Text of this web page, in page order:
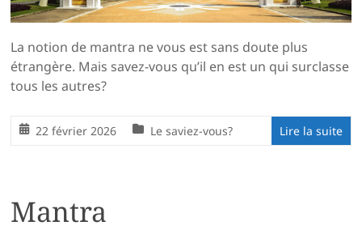
La notion de mantra ne vous est sans doute plus
étrangère. Mais savez-vous qu’il en est un qui surclasse
tous les autres?
22 février 2026 Le saviez-vous? Lire la suite
Mantra